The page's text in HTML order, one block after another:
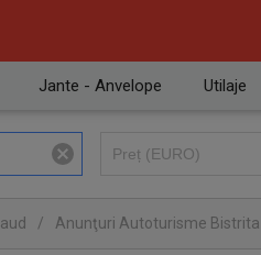
Jante - Anvelope Utilaje
/ Anunţuri Autoturisme Bistrita